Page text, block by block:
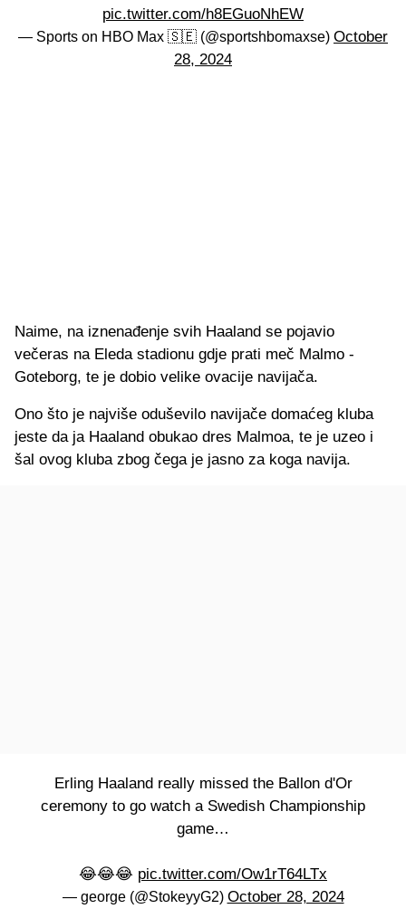
pic.twitter.com/h8EGuoNhEW
— Sports on HBO Max 🇸🇪 (@sportshbomaxse) October
28, 2024
Naime, na iznenađenje svih Haaland se pojavio
večeras na Eleda stadionu gdje prati meč Malmo -
Goteborg, te je dobio velike ovacije navijača.
Ono što je najviše oduševilo navijače domaćeg kluba
jeste da ja Haaland obukao dres Malmoa, te je uzeo i
šal ovog kluba zbog čega je jasno za koga navija.
Erling Haaland really missed the Ballon d'Or
ceremony to go watch a Swedish Championship
game…
😂😂😂 pic.twitter.com/Ow1rT64LTx
— george (@StokeyyG2) October 28, 2024